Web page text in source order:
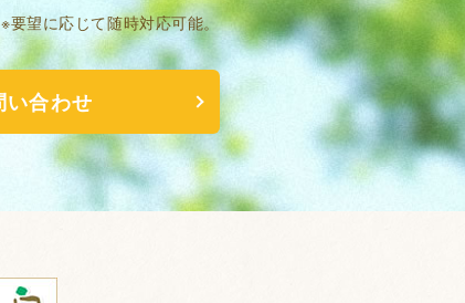
※要望に応じて随時対応可能。
い合わせ